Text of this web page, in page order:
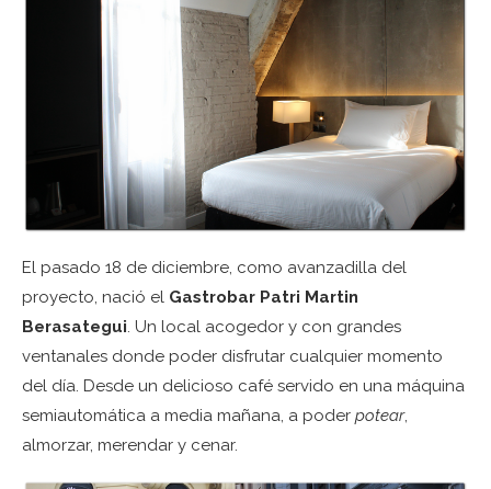
El pasado 18 de diciembre, como avanzadilla del
proyecto, nació el Gastrobar Patri Martin
Berasategui. Un local acogedor y con grandes
ventanales donde poder disfrutar cualquier momento
del día. Desde un delicioso café servido en una máquina
semiautomática a media mañana, a poder potear,
almorzar, merendar y cenar.